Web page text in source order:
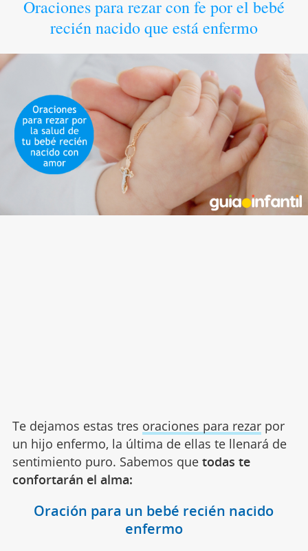
Oraciones para rezar con fe por el bebé
recién nacido que está enfermo
Te dejamos estas tres oraciones para rezarpor
un hijo enfermo, la última de ellas te llenará de
sentimiento puro. Sabemos que todas te
confortarán el alma:
Oración para un bebé recién nacido
enfermo